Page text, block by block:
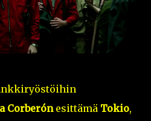
Corberónesittämä Tokio,